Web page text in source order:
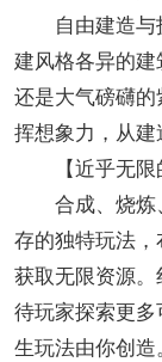
自由建造与拆
建风格各异的建
还是大气磅礴
挥想象力，从建
【近乎无限的
合成、烧炼、
存的独特玩法
获取无限资源
待玩家探索更
生玩法由你创造